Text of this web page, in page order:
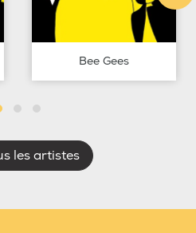
Bee Gees
les artistes